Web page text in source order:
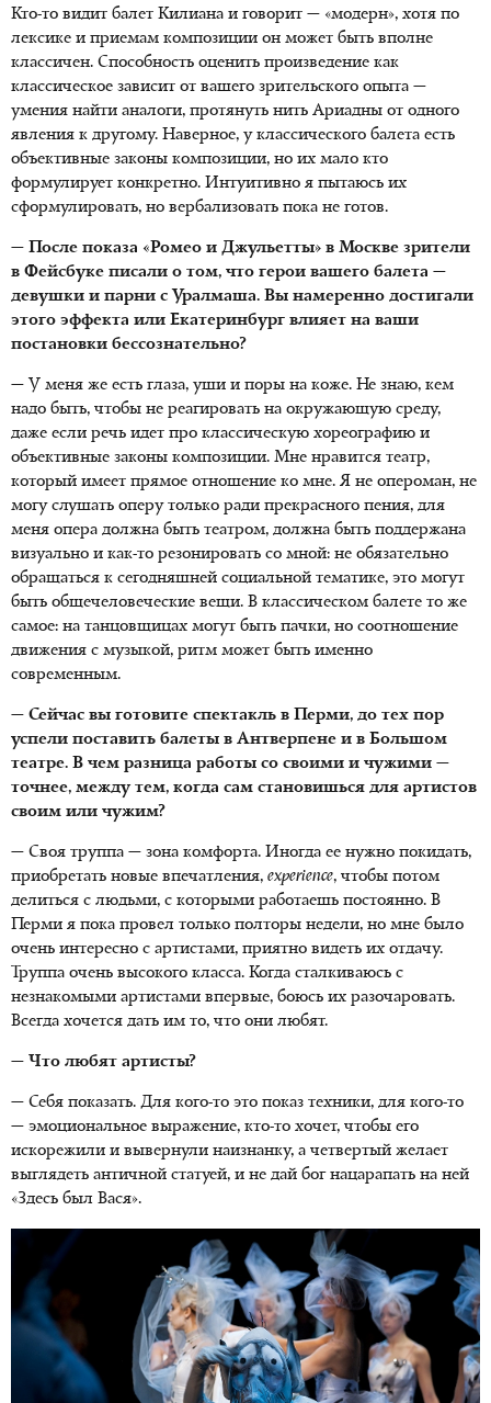
Кто-то видит балет Килиана и говорит — «модерн», хотя по
лексике и приемам композиции он может быть вполне
классичен. Способность оценить произведение как
классическое зависит от вашего зрительского опыта —
умения найти аналоги, протянуть нить Ариадны от одного
явления к другому. Наверное, у классического балета есть
объективные законы композиции, но их мало кто
формулирует конкретно. Интуитивно я пытаюсь их
сформулировать, но вербализовать пока не готов.
— После показа «Ромео и Джульетты» в Москве зрители
в Фейсбуке писали о том, что герои вашего балета —
девушки и парни с Уралмаша. Вы намеренно достигали
этого эффекта или Екатеринбург влияет на ваши
постановки бессознательно?
— У меня же есть глаза, уши и поры на коже. Не знаю, кем
надо быть, чтобы не реагировать на окружающую среду,
даже если речь идет про классическую хореографию и
объективные законы композиции. Мне нравится театр,
который имеет прямое отношение ко мне. Я не опероман, не
могу слушать оперу только ради прекрасного пения, для
меня опера должна быть театром, должна быть поддержана
визуально и как-то резонировать со мной: не обязательно
обращаться к сегодняшней социальной тематике, это могут
быть общечеловеческие вещи. В классическом балете то же
самое: на танцовщицах могут быть пачки, но соотношение
движения с музыкой, ритм может быть именно
современным.
— Сейчас вы готовите спектакль в Перми, до тех пор
успели поставить балеты в Антверпене и в Большом
театре. В чем разница работы со своими и чужими —
точнее, между тем, когда сам становишься для артистов
своим или чужим?
— Своя труппа — зона комфорта. Иногда ее нужно покидать,
приобретать новые впечатления, experience, чтобы потом
делиться с людьми, с которыми работаешь постоянно. В
Перми я пока провел только полторы недели, но мне было
очень интересно с артистами, приятно видеть их отдачу.
Труппа очень высокого класса. Когда сталкиваюсь с
незнакомыми артистами впервые, боюсь их разочаровать.
Всегда хочется дать им то, что они любят.
— Что любят артисты?
— Себя показать. Для кого-то это показ техники, для кого-то
— эмоциональное выражение, кто-то хочет, чтобы его
искорежили и вывернули наизнанку, а четвертый желает
выглядеть античной статуей, и не дай бог нацарапать на ней
«Здесь был Вася».